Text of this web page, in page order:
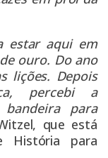
estar aqui em
ouro. Do ano
lições. Depois
percebi a
para
que está
História para